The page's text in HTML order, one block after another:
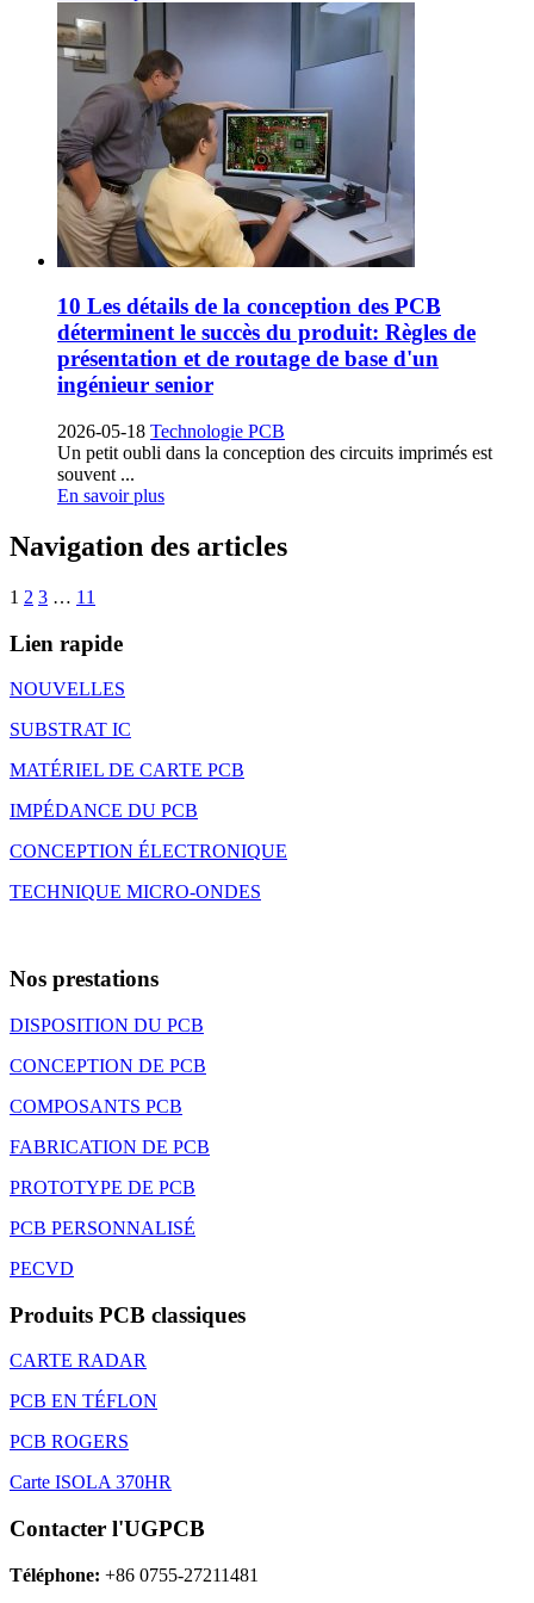
10 Les détails de la conception des PCB
déterminent le succès du produit: Règles de
présentation et de routage de base d'un
ingénieur senior
2026-05-18 Technologie PCB
Un petit oubli dans la conception des circuits imprimés est
souvent ...
En savoir plus
Navigation des articles
1 2 3 … 11
Lien rapide
NOUVELLES
SUBSTRAT IC
MATÉRIEL DE CARTE PCB
IMPÉDANCE DU PCB
CONCEPTION ÉLECTRONIQUE
TECHNIQUE MICRO-ONDES
Nos prestations
DISPOSITION DU PCB
CONCEPTION DE PCB
COMPOSANTS PCB
FABRICATION DE PCB
PROTOTYPE DE PCB
PCB PERSONNALISÉ
PECVD
Produits PCB classiques
CARTE RADAR
PCB EN TÉFLON
PCB ROGERS
Carte ISOLA 370HR
Contacter l'UGPCB
Téléphone: +86 0755-27211481